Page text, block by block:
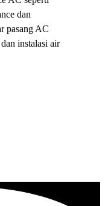
dan
pasang AC
instalasi air